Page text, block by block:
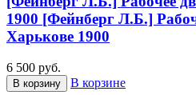
1900 [Фейнберг Л.Б.]
Харькове 1900
6 500 руб.
В корзину В корзине